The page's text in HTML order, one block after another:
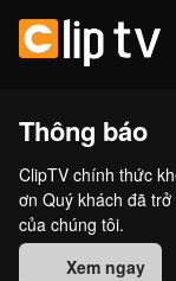
Thông báo
ClipTV chính thức
ơn Quý khách đã
của chúng tôi.
Xem ngay